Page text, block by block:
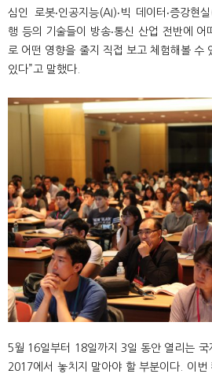
심인 로봇‧인공지능(AI)‧빅 데이터‧증강현
행 등의 기술들이 방송‧통신 산업 전반에
로 어떤 영향을 줄지 직접 보고 체험해볼 수
있다”고 말했다.
5월 16일부터 18일까지 3일 동안 열리는
2017에서 놓치지 말아야 할 부분이다. 이